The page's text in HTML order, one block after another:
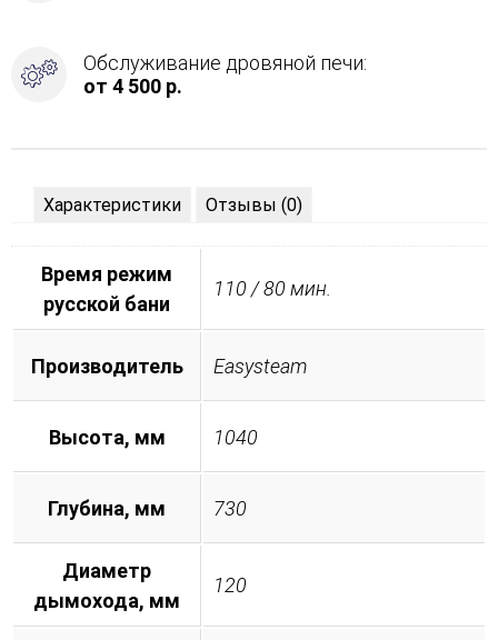
Обслуживание дровяной печи:
от 4 500 р.
Характеристики Отзывы (0)
Время режим
русской бани
110 / 80 мин.
Производитель Easysteam
Высота, мм 1040
Глубина, мм 730
Диаметр
дымохода, мм
120